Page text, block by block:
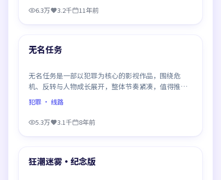
6.3万 3.2千 11年前
最新
无名任务
无名任务是一部以犯罪为核心的影视作品，围绕危
机、反转与人物成长展开，整体节奏紧凑，值得推荐
观看。
犯罪 · 线路
5.3万 3.1千 8年前
最新
狂潮迷雾·纪念版